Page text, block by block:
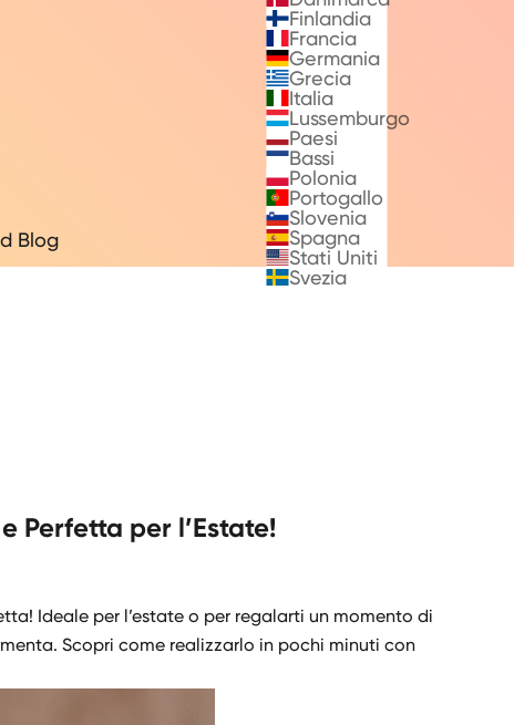
Blog
Finlandia
Francia
Germania
Grecia
Italia
Lussemburgo
Paesi
Bassi
Polonia
Portogallo
Slovenia
Spagna
Stati Uniti
Svezia
Perfetta per l’Estate!
Ideale per l’estate o per regalarti un momento di
Scopri come realizzarlo in pochi minuti con